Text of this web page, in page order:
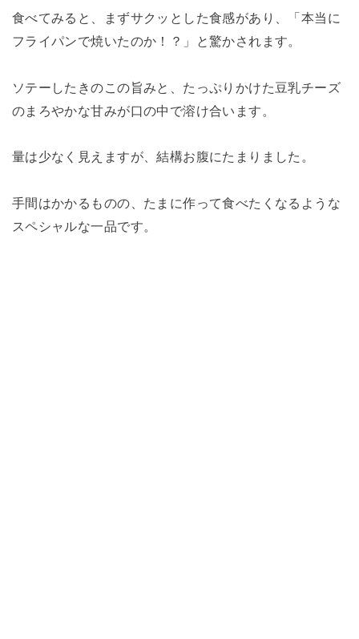
食べてみると、まずサクッとした食感があり、「本当に
フライパンで焼いたのか！？」と驚かされます。
ソテーしたきのこの旨みと、たっぷりかけた豆乳チーズ
のまろやかな甘みが口の中で溶け合います。
量は少なく見えますが、結構お腹にたまりました。
手間はかかるものの、たまに作って食べたくなるような
スペシャルな一品です。